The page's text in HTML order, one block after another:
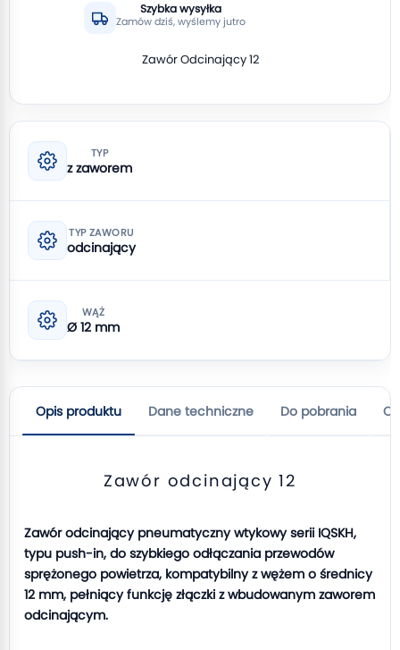
Szybka wysyłka
Zamów dziś, wyślemy jutro
Zawór Odcinający 12
TYP
z zaworem
TYP ZAWORU
odcinający
WĄŻ
Ø 12 mm
Opis produktu Dane techniczne Do pobrania
Zawór odcinający 12
Zawór odcinający pneumatyczny wtykowy serii IQSKH,
typu push-in, do szybkiego odłączania przewodów
sprężonego powietrza, kompatybilny z wężem o średnicy
12 mm, pełniący funkcję złączki z wbudowanym zaworem
odcinającym.